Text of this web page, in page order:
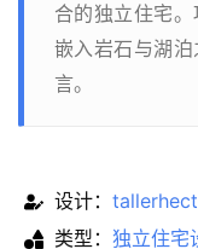
合的独立住宅
嵌入岩石与湖
言。
设计：
类型： 独立住宅